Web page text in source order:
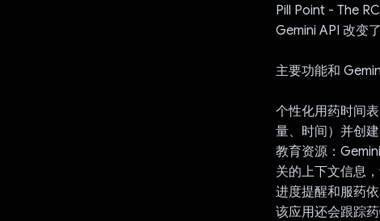
Pill Point - The
Gemini API 改变
主要功能和
个性化用药时间
量、时间）并创
教育资源：
关的上下文信息
进度提醒和服药
该应用还会跟踪